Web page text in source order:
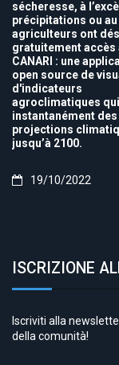
sécheresse, à
précipitations ou
agriculteurs ont
gratuitement accès
CANARI : une
open source de
d'indicateurs
agroclimatiques
instantanément des
projections
jusqu’à 2100.
19/10/2022
ISCRIZIONE
Iscriviti alla
della comunità!